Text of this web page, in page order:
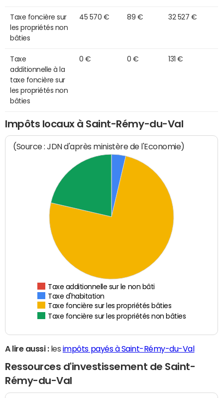
Taxe foncière sur
les propriétés non
bâties
45 570 € 89 € 32 527 €
Taxe
additionnelle à la
taxe foncière sur
les propriétés non
bâties
0 € 0 € 131 €
Impôts locaux à Saint-Rémy-du-Val
(Source : JDN d'après ministère de l'Economie)
Taxe additionnelle sur le non bâti
Taxe d'habitation
Taxe foncière sur les propriétés bâties
Taxe foncière sur les propriétés non bâties
A lire aussi :les impôts payés à Saint-Rémy-du-Val
Ressources d'investissement de Saint-
Rémy-du-Val